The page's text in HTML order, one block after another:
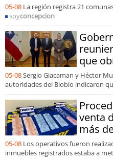
05-08 La región registra 21
soyconcepcion
que
05-08Sergio Giacaman y Héctor
autoridades del Biobío indicaron
venta
más
05-08 Los operativos fueron
inmuebles registrados estaba a